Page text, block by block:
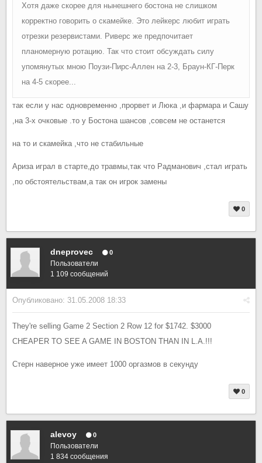
Хотя даже скорее для нынешнего бостона не слишком
корректно говорить о скамейке. Это лейкерс любит играть
отрезки резервистами. Риверс же предпочитает
планомерную ротацию. Так что стоит обсуждать силу
упомянутых мною Поузи-Пирс-Аллен на 2-3, Браун-КГ-Перк
на 4-5 скорее...
так если у нас одновременно ,прорвет и Люка ,и фармара и Сашу
,на 3-х очковые .то у Бостона шансов ,совсем не останется
на то и скамейка ,что не стабильные
Ариза играл в старте,до травмы,так что Радманович ,стал играть
,по обстоятельствам,а так он игрок замены
0
dneprovec 0
Пользователи
1 109 сообщений
Опубликовано: 31.05.2008 18:33
They're selling Game 2 Section 2 Row 12 for $1742. $3000
CHEAPER TO SEE A GAME IN BOSTON THAN IN L.A.!!!
Стерн наверное уже имеет 1000 оргазмов в секунду
0
alevoy 0
Пользователи
1 834 сообщения